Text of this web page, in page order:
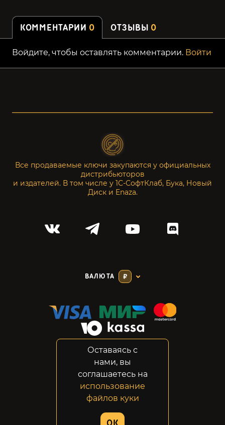
КОММЕНТАРИИ 0 ОТЗЫВЫ 0
Войдите, чтобы оставлять комментарии. Войти
Все продаваемые ключи закупаются у официальных
дистрибьюторов
и издателей. В том числе у 1С-СофтКлаб, Бука, Новый
Диск и Enaza.
ВАЛЮТА ₽
Конфиденциальность
Возвраты
Правовая информация
© 2014-2026 GabeStore
Оставаясь с
нами, вы
соглашаетесь на
использование
файлов куки